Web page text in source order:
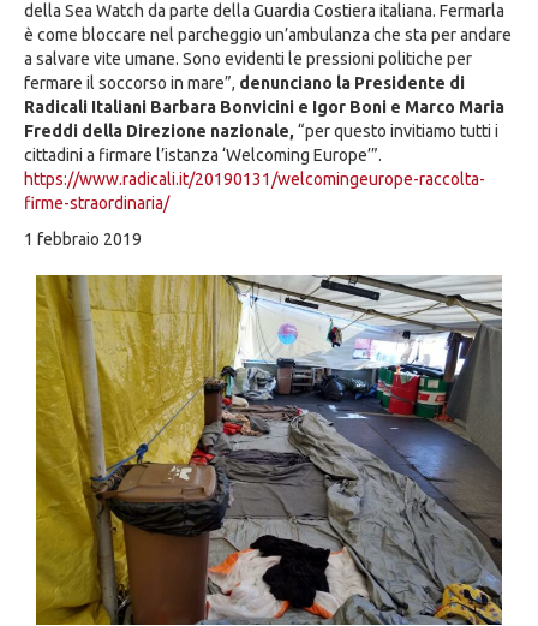
della Sea Watch da parte della Guardia Costiera italiana. Fermarla
è come bloccare nel parcheggio un’ambulanza che sta per andare
a salvare vite umane. Sono evidenti le pressioni politiche per
fermare il soccorso in mare”, denunciano la Presidente di
Radicali Italiani Barbara Bonvicini e Igor Boni e Marco Maria
Freddi della Direzione nazionale, “per questo invitiamo tutti i
cittadini a firmare l’istanza ‘Welcoming Europe’”.
https://www.radicali.it/20190131/welcomingeurope-raccolta-
firme-straordinaria/
1 febbraio 2019